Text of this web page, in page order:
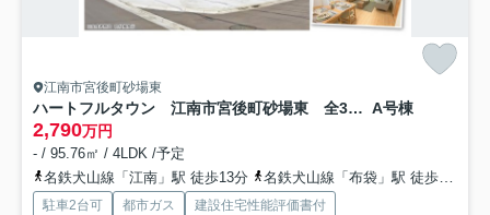
江南市宮後町砂場東
ハートフルタウン 江南市宮後町砂場東 全3区画分譲 A号棟
2,790万円
- / 95.76㎡ / 4LDK /予定
名鉄犬山線「江南」駅 徒歩13分
名鉄犬山線「布袋」駅 徒歩32分車6分 2.5km
駐車2台可 都市ガス
建設住宅性能評価書付